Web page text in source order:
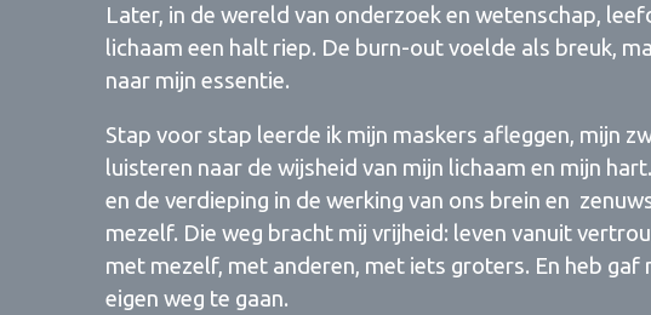
Later, in de wereld van onderzoek en wetenschap,
lichaam een halt riep. De burn-out voelde als breuk,
naar mijn essentie.
Stap voor stap leerde ik mijn maskers afleggen, mijn
luisteren naar de wijsheid van mijn lichaam en mijn
en de verdieping in de werking van ons brein en
mezelf. Die weg bracht mij vrijheid: leven vanuit
met mezelf, met anderen, met iets groters. En heb
eigen weg te gaan.